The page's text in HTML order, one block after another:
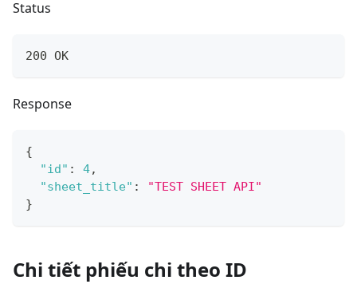
Status
200 OK
Response
{
"id" : 4,
"sheet_title" :
"TEST SHEET API"
}
Chi tiết phiếu chi theo ID